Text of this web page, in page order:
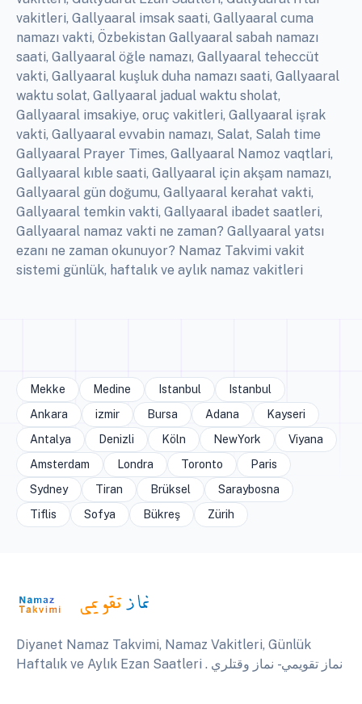
vakitleri, Gallyaaral imsak saati, Gallyaaral cuma
namazı vakti, Özbekistan Gallyaaral sabah namazı
saati, Gallyaaral öğle namazı, Gallyaaral teheccüt
vakti, Gallyaaral kuşluk duha namazı saati, Gallyaaral
waktu solat, Gallyaaral jadual waktu sholat,
Gallyaaral imsakiye, oruç vakitleri, Gallyaaral işrak
vakti, Gallyaaral evvabin namazı, Salat, Salah time
Gallyaaral Prayer Times, Gallyaaral Namoz vaqtlari,
Gallyaaral kıble saati, Gallyaaral için akşam namazı,
Gallyaaral gün doğumu, Gallyaaral kerahat vakti,
Gallyaaral temkin vakti, Gallyaaral ibadet saatleri,
Gallyaaral namaz vakti ne zaman? Gallyaaral yatsı
ezanı ne zaman okunuyor? Namaz Takvimi vakit
sistemi günlük, haftalık ve aylık namaz vakitleri
Mekke Medine Istanbul
Istanbul
Ankara
izmir Bursa Adana
Kayseri
Antalya
Denizli Köln NewYork
Viyana
Amsterdam
Londra Toronto
Paris
Sydney
Tiran Brüksel
Saraybosna
Tiflis
Sofya Bükreş Zürih
Diyanet Namaz Takvimi, Namaz Vakitleri, Günlük
Haftalık ve Aylık Ezan Saatleri . نماز تقويمي - نماز وقتلري